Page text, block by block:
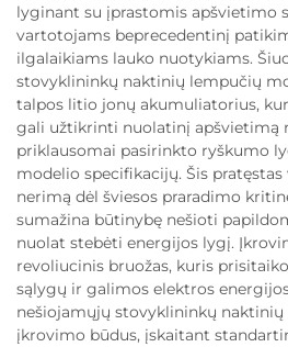
lyginant su įprastomis apšvietimo
vartotojams beprecedentinį
ilgalaikiams lauko nuotykiams.
stovyklininkų naktinių lempučių
talpos litio jonų akumuliatorius,
gali užtikrinti nuolatinį apšvietimą
priklausomai pasirinkto ryškumo
modelio specifikacijų. Šis
nerimą dėl šviesos praradimo
sumažina būtinybę nešioti
nuolat stebėti energijos lygį.
revoliucinis bruožas, kuris
sąlygų ir galimos elektros
nešiojamųjų stovyklininkų
įkrovimo būdus, įskaitant